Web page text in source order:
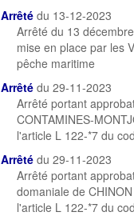
Arrêté du 13-12-2023
Arrêté du 13
mise en place par les
pêche maritime
Arrêté du 29-11-2023
Arrêté portant
CONTAMINES-
l'article L 122-*7 du
Arrêté du 29-11-2023
Arrêté portant
domaniale de
l'article L 122-*7 du